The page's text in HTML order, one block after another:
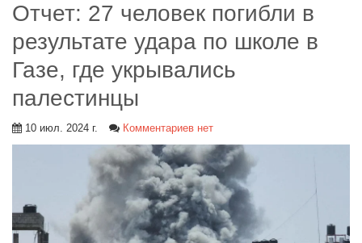
Отчет: 27 человек погибли в
результате удара по школе в
Газе, где укрывались
палестинцы
10 июл. 2024 г. Комментариев нет